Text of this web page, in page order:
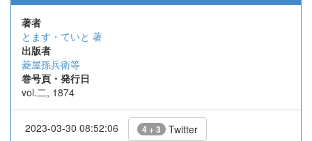
著者
とます・ていと 著
出版者
菱屋孫兵衛等
巻号頁・発行日
vol.二, 1874
2023-03-30 08:52:06 4 + 3 Twitter